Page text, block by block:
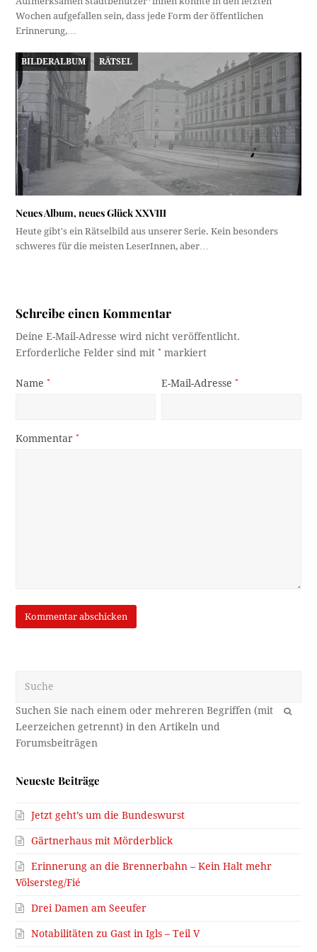
Wochen aufgefallen sein, dass jede Form der öffentlichen
Erinnerung,…
BILDERALBUM RÄTSEL
Neues Album, neues Glück XXVIII
Heute gibt's ein Rätselbild aus unserer Serie. Kein besonders
schweres für die meisten LeserInnen, aber…
Schreibe einen Kommentar
Deine E-Mail-Adresse wird nicht veröffentlicht.
Erforderliche Felder sind mit* markiert
Name* E-Mail-Adresse*
Kommentar*
OK
Neueste Beiträge
Jetzt geht’s um die Bundeswurst
Gärtnerhaus mit Mörderblick
Erinnerung an die Brennerbahn – Kein Halt mehr
Völsersteg/Fié
Drei Damen am Seeufer
Notabilitäten zu Gast in Igls – Teil V